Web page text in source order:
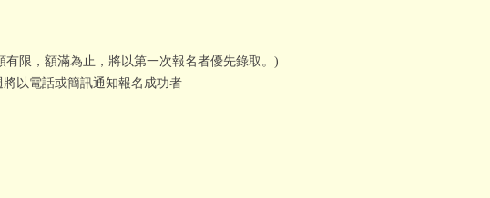
限，額滿為止，將以第一次報名者優先錄取。)
將以電話或簡訊通知報名成功者